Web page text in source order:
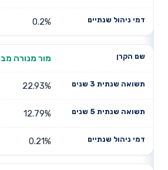
0.2%
מור מנורה
22.93%
12.79%
0.21%